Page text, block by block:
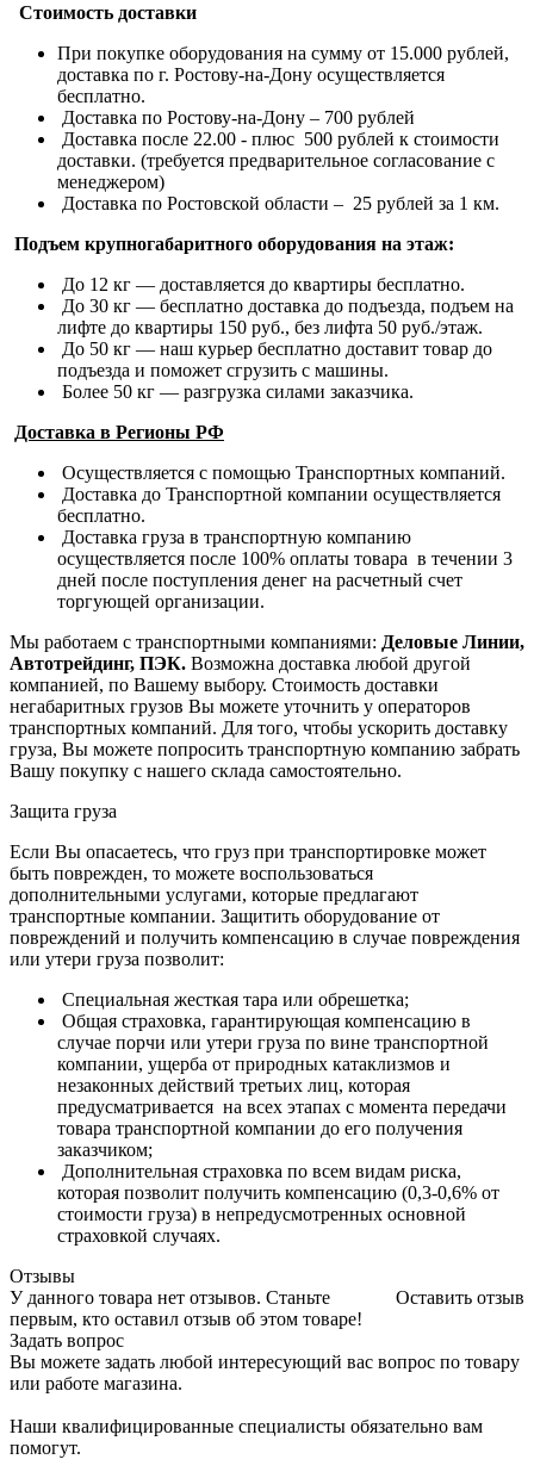
Стоимость доставки
При покупке оборудования на сумму от 15.000 рублей,
доставка по г. Ростову-на-Дону осуществляется
бесплатно.
Доставка по Ростову-на-Дону – 700 рублей
Доставка после 22.00 - плюс 500 рублей к стоимости
доставки. (требуется предварительное согласование с
менеджером)
Доставка по Ростовской области – 25 рублей за 1 км.
Подъем крупногабаритного оборудования на этаж:
До 12 кг — доставляется до квартиры бесплатно.
До 30 кг — бесплатно доставка до подъезда, подъем на
лифте до квартиры 150 руб., без лифта 50 руб./этаж.
До 50 кг — наш курьер бесплатно доставит товар до
подъезда и поможет сгрузить с машины.
Более 50 кг — разгрузка силами заказчика.
Доставка в Регионы РФ
Осуществляется с помощью Транспортных компаний.
Доставка до Транспортной компании осуществляется
бесплатно.
Доставка груза в транспортную компанию
осуществляется после 100% оплаты товара в течении 3
дней после поступления денег на расчетный счет
торгующей организации.
Мы работаем с транспортными компаниями: Деловые Линии,
Автотрейдинг, ПЭК. Возможна доставка любой другой
компанией, по Вашему выбору. Стоимость доставки
негабаритных грузов Вы можете уточнить у операторов
транспортных компаний. Для того, чтобы ускорить доставку
груза, Вы можете попросить транспортную компанию забрать
Вашу покупку с нашего склада самостоятельно.
Защита груза
Если Вы опасаетесь, что груз при транспортировке может
быть поврежден, то можете воспользоваться
дополнительными услугами, которые предлагают
транспортные компании. Защитить оборудование от
повреждений и получить компенсацию в случае повреждения
или утери груза позволит:
Специальная жесткая тара или обрешетка;
Общая страховка, гарантирующая компенсацию в
случае порчи или утери груза по вине транспортной
компании, ущерба от природных катаклизмов и
незаконных действий третьих лиц, которая
предусматривается на всех этапах с момента передачи
товара транспортной компании до его получения
заказчиком;
Дополнительная страховка по всем видам риска,
которая позволит получить компенсацию (0,3-0,6% от
стоимости груза) в непредусмотренных основной
страховкой случаях.
Отзывы
Оставить отзыв
У данного товара нет отзывов. Станьте
первым, кто оставил отзыв об этом товаре!
Задать вопрос
Вы можете задать любой интересующий вас вопрос по товару
или работе магазина.
Наши квалифицированные специалисты обязательно вам
помогут.